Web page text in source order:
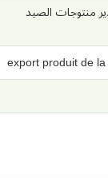
منتوجات الصيد
export produit de